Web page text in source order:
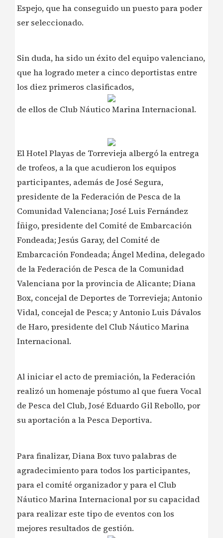
Espejo, que ha conseguido un puesto para poder
ser seleccionado.
Sin duda, ha sido un éxito del equipo valenciano,
que ha logrado meter a cinco deportistas entre
los diez primeros clasificados,
de ellos de Club Náutico Marina Internacional.
El Hotel Playas de Torrevieja albergó la entrega
de trofeos, a la que acudieron los equipos
participantes, además de José Segura,
presidente de la Federación de Pesca de la
Comunidad Valenciana; José Luis Fernández
Íñigo, presidente del Comité de Embarcación
Fondeada; Jesús Garay, del Comité de
Embarcación Fondeada; Ángel Medina, delegado
de la Federación de Pesca de la Comunidad
Valenciana por la provincia de Alicante; Diana
Box, concejal de Deportes de Torrevieja; Antonio
Vidal, concejal de Pesca; y Antonio Luis Dávalos
de Haro, presidente del Club Náutico Marina
Internacional.
Al iniciar el acto de premiación, la Federación
realizó un homenaje póstumo al que fuera Vocal
de Pesca del Club, José Eduardo Gil Rebollo, por
su aportación a la Pesca Deportiva.
Para finalizar, Diana Box tuvo palabras de
agradecimiento para todos los participantes,
para el comité organizador y para el Club
Náutico Marina Internacional por su capacidad
para realizar este tipo de eventos con los
mejores resultados de gestión.